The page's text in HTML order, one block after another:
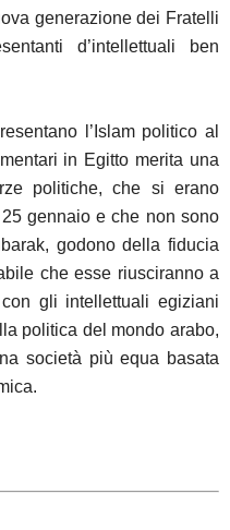
generazione dei Fratelli
d’intellettuali ben
l’Islam politico al
in Egitto merita una
politiche, che si erano
gennaio e che non sono
godono della fiducia
che esse riusciranno a
gli intellettuali egiziani
politica del mondo arabo,
società più equa basata